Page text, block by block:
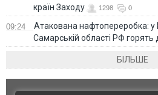
країн Заходу
1298 0
09:24
Атакована нафтопереробка: у
Самарській області РФ горять
БІЛЬШЕ